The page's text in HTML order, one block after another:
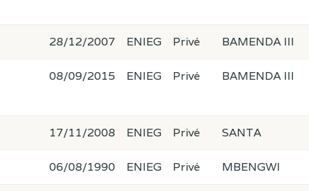
28/12/2007 ENIEG Privé BAMENDA III
08/09/2015 ENIEG Privé BAMENDA III
17/11/2008 ENIEG Privé SANTA
06/08/1990 ENIEG Privé MBENGWI